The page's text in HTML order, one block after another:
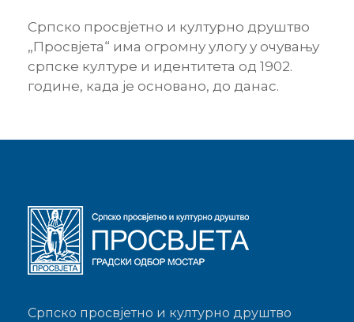
Српско просвјетно и културно друштво
„Просвјета“ има огромну улогу у очувању
српске културе и идентитета од 1902.
године, када је основано, до данас.
Српско просвјетно и културно друштво